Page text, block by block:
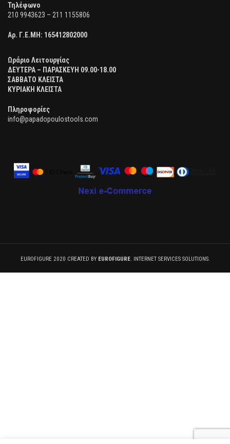
Τηλέφωνο
210 9943623 – 211 1155806
Αρ. Γ.Ε.ΜΗ: 165412802000
Ωράριο Λειτουργίας
ΔΕΥΤΕΡΑ – ΠΑΡΑΣΚΕΥΗ 09.00-18.00
ΣΑΒΒΑΤΟ ΚΛΕΙΣΤΑ
ΚΥΡΙΑΚΗ ΚΛΕΙΣΤΑ
Πληροφορίες
info@papadopoulostools.com
EUROFIGURE 2020 CREATED BY EUROFIGURE. INTERNET SERVICES SOLUTIONS.